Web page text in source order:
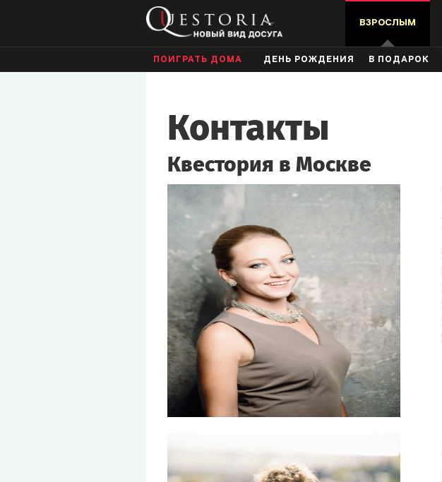
ВЗРОСЛЫМ
ПОИГРАТЬ ДОМА ДЕНЬ РОЖДЕНИЯ В ПОДАРОК
Контакты
Квестория в Москве